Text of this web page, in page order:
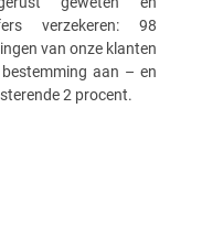
verzekeren: 98
van onze klanten
aan – en
2 procent.